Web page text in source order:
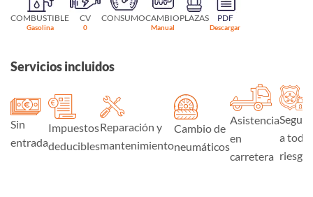
COMBUSTIBLE
Gasolina
CV
0
CONSUMOCAMBIO
Manual
PLAZAS PDF
Descargar
Servicios incluidos
Sin
entrada
Impuestos
deducibles
Reparación y
mantenimiento
Cambio de
neumáticos
Asistencia
en
carretera
Seguro
a todo
riesgo